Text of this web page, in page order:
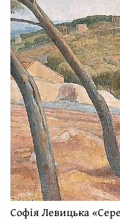
Софія Левицька